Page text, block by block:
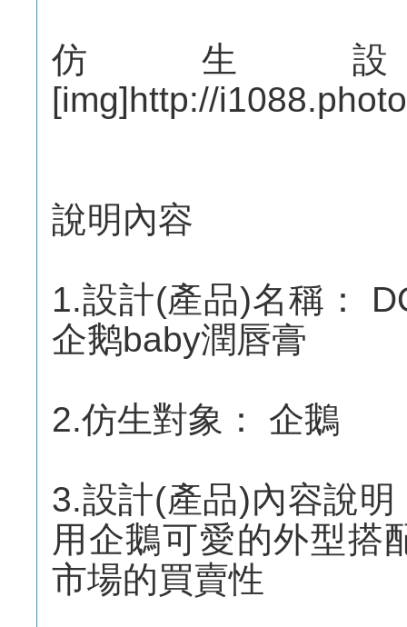
仿生
[img]http://
說明內容
1.設計(產品)名稱：
企鹅baby潤唇膏
2.仿生對象： 企鵝
3.設計(產品)內容說
用企鵝可愛的外型搭
市場的買賣性